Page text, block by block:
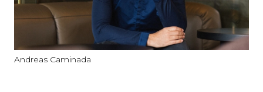
Andreas Caminada